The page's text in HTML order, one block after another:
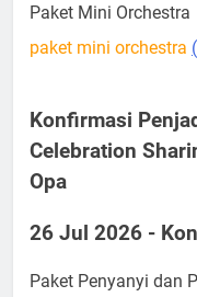
Paket Mini Orchestra
paket mini orchestra
Konfirmasi
Celebration
Opa
26 Jul 2026 -
Paket Penyanyi dan